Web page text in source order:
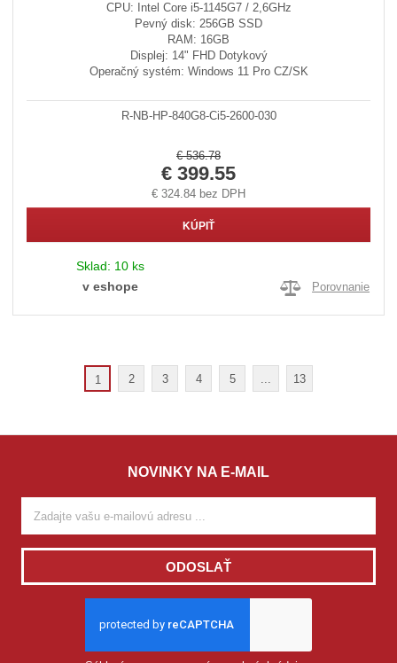
CPU: Intel Core i5-1145G7 / 2,6GHz
Pevný disk: 256GB SSD
RAM: 16GB
Displej: 14" FHD Dotykový
Operačný systém: Windows 11 Pro CZ/SK
R-NB-HP-840G8-Ci5-2600-030
€ 536.78
€ 399.55
€ 324.84 bez DPH
KÚPIŤ
Sklad: 10 ks
v eshope
Porovnanie
1 2 3 4 5 13
NOVINKY NA E-MAIL
ODOSLAŤ